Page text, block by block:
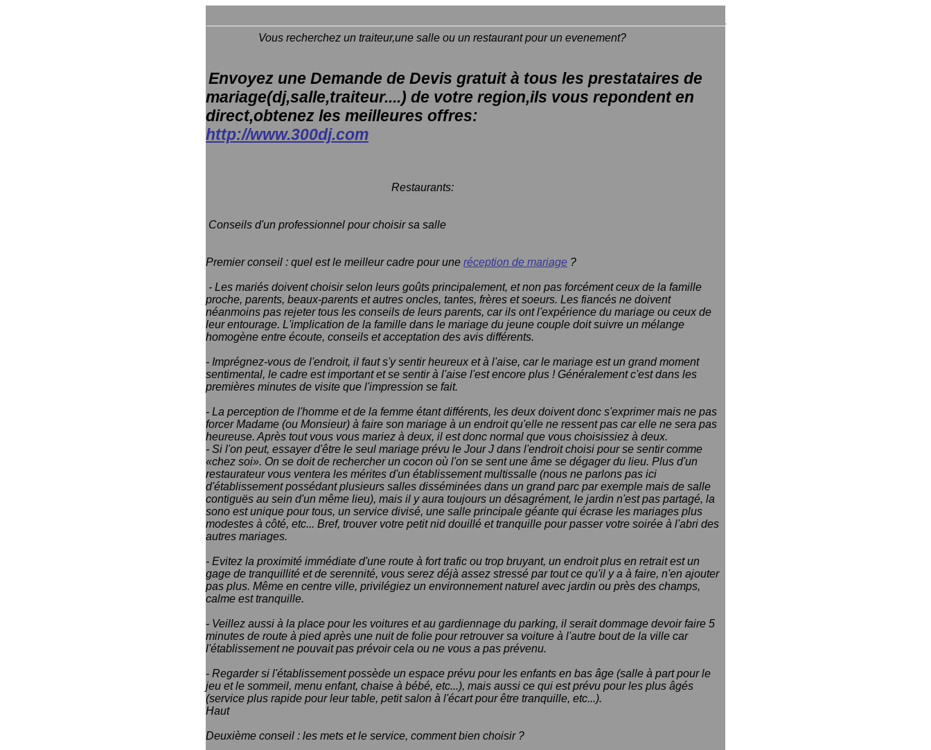
Vous recherchez un traiteur,une salle ou un restaurant pour un evenement?
Envoyez une Demande de Devis gratuit à tous les prestataires de
mariage(dj,salle,traiteur....) de votre region,ils vous repondent en
direct,obtenez les meilleures offres:
http://www.300dj.com
Restaurants:
Conseils d'un professionnel pour choisir sa salle
Premier conseil : quel est le meilleur cadre pour une réception de mariage ?
- Les mariés doivent choisir selon leurs goûts principalement, et non pas forcément ceux de la famille
proche, parents, beaux-parents et autres oncles, tantes, frères et soeurs. Les fiancés ne doivent
néanmoins pas rejeter tous les conseils de leurs parents, car ils ont l'expérience du mariage ou ceux de
leur entourage. L'implication de la famille dans le mariage du jeune couple doit suivre un mélange
homogène entre écoute, conseils et acceptation des avis différents.
- Imprégnez-vous de l'endroit, il faut s'y sentir heureux et à l'aise, car le mariage est un grand moment
sentimental, le cadre est important et se sentir à l'aise l'est encore plus ! Généralement c'est dans les
premières minutes de visite que l'impression se fait.
- La perception de l'homme et de la femme étant différents, les deux doivent donc s'exprimer mais ne pas
forcer Madame (ou Monsieur) à faire son mariage à un endroit qu'elle ne ressent pas car elle ne sera pas
heureuse. Après tout vous vous mariez à deux, il est donc normal que vous choisissiez à deux.
- Si l'on peut, essayer d'être le seul mariage prévu le Jour J dans l'endroit choisi pour se sentir comme
«chez soi». On se doit de rechercher un cocon où l'on se sent une âme se dégager du lieu. Plus d'un
restaurateur vous ventera les mérites d'un établissement multissalle (nous ne parlons pas ici
d'établissement possédant plusieurs salles disséminées dans un grand parc par exemple mais de salle
contiguës au sein d'un même lieu), mais il y aura toujours un désagrément, le jardin n'est pas partagé, la
sono est unique pour tous, un service divisé, une salle principale géante qui écrase les mariages plus
modestes à côté, etc... Bref, trouver votre petit nid douillé et tranquille pour passer votre soirée à l'abri des
autres mariages.
- Evitez la proximité immédiate d'une route à fort trafic ou trop bruyant, un endroit plus en retrait est un
gage de tranquillité et de serennité, vous serez déjà assez stressé par tout ce qu'il y a à faire, n'en ajouter
pas plus. Même en centre ville, privilégiez un environnement naturel avec jardin ou près des champs,
calme est tranquille.
- Veillez aussi à la place pour les voitures et au gardiennage du parking, il serait dommage devoir faire 5
minutes de route à pied après une nuit de folie pour retrouver sa voiture à l'autre bout de la ville car
l'établissement ne pouvait pas prévoir cela ou ne vous a pas prévenu.
- Regarder si l'établissement possède un espace prévu pour les enfants en bas âge (salle à part pour le
jeu et le sommeil, menu enfant, chaise à bébé, etc...), mais aussi ce qui est prévu pour les plus âgés
(service plus rapide pour leur table, petit salon à l'écart pour être tranquille, etc...).
Haut
Deuxième conseil : les mets et le service, comment bien choisir ?